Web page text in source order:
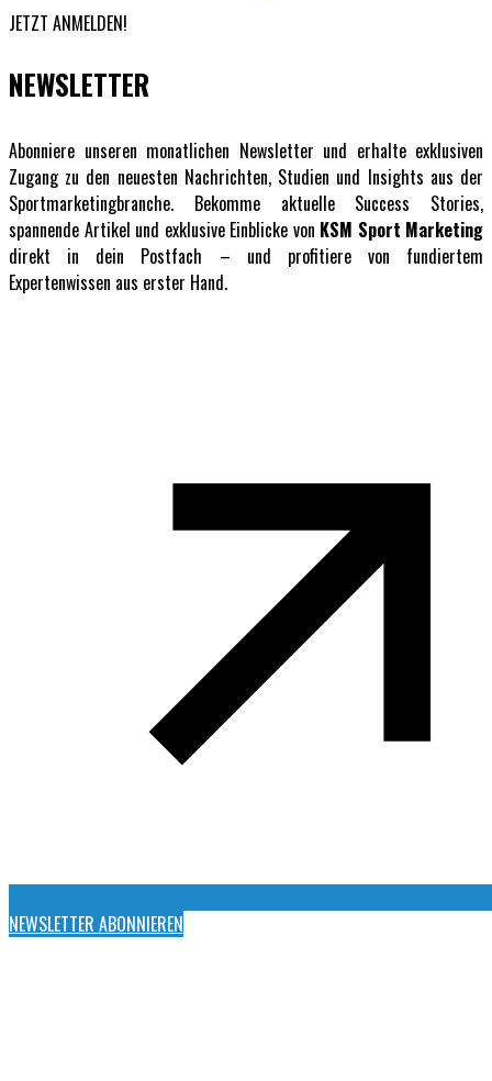
JETZT ANMELDEN!
NEWSLETTER
Abonniere unseren monatlichen Newsletter und erhalte exklusiven
Zugang zu den neuesten Nachrichten, Studien und Insights aus der
Sportmarketingbranche. Bekomme aktuelle Success Stories,
spannende Artikel und exklusive Einblicke von KSM Sport Marketing
direkt in dein Postfach – und profitiere von fundiertem
Expertenwissen aus erster Hand.
NEWSLETTER ABONNIEREN